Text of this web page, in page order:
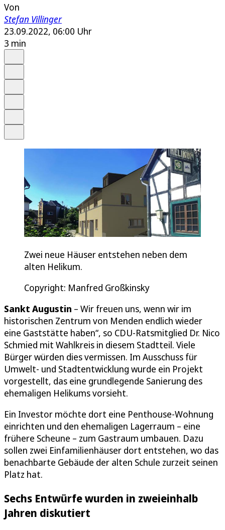
Von
Stefan Villinger
23.09.2022, 06:00 Uhr
3 min
Zwei neue Häuser entstehen neben dem
alten Helikum.
Copyright: Manfred Großkinsky
Sankt Augustin – Wir freuen uns, wenn wir im
historischen Zentrum von Menden endlich wieder
eine Gaststätte haben“, so CDU-Ratsmitglied Dr. Nico
Schmied mit Wahlkreis in diesem Stadtteil. Viele
Bürger würden dies vermissen. Im Ausschuss für
Umwelt- und Stadtentwicklung wurde ein Projekt
vorgestellt, das eine grundlegende Sanierung des
ehemaligen Helikums vorsieht.
Ein Investor möchte dort eine Penthouse-Wohnung
einrichten und den ehemaligen Lagerraum – eine
frühere Scheune – zum Gastraum umbauen. Dazu
sollen zwei Einfamilienhäuser dort entstehen, wo das
benachbarte Gebäude der alten Schule zurzeit seinen
Platz hat.
Sechs Entwürfe wurden in zweieinhalb
Jahren diskutiert